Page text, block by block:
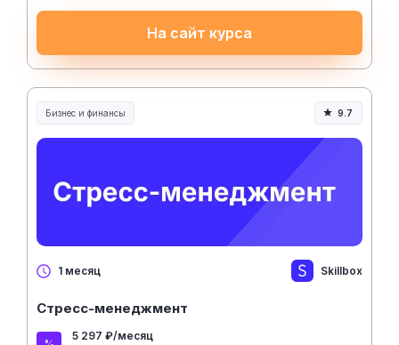
На сайт курса
Бизнес и финансы 9.7
1 месяц Skillbox
Стресс-менеджмент
5 297 ₽/месяц